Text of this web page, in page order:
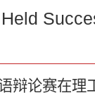
辩论赛在理